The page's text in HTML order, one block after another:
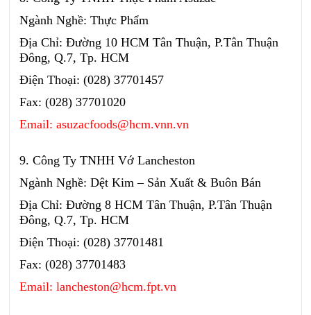
Ngành Nghề: Thực Phẩm
Địa Chỉ: Đường 10 HCM Tân Thuận, P.Tân Thuận
Đông, Q.7, Tp. HCM
Điện Thoại: (028) 37701457
Fax: (028) 37701020
Email: asuzacfoods@hcm.vnn.vn
9. Công Ty TNHH Vớ Lancheston
Ngành Nghề: Dệt Kim – Sản Xuất & Buôn Bán
Địa Chỉ: Đường 8 HCM Tân Thuận, P.Tân Thuận
Đông, Q.7, Tp. HCM
Điện Thoại: (028) 37701481
Fax: (028) 37701483
Email: lancheston@hcm.fpt.vn